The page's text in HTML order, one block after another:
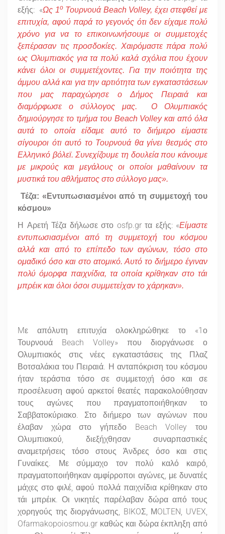
εξής: «Ως 1οΤουρνουά Beach Volley, έχει στεφθεί με
επιτυχία, αφού παρά το γεγονός ότι δεν είχαμε πολύ
χρόνο για να το επικοινωνήσουμε οι συμμετοχές
ξεπέρασαν τις προσδοκίες. Χαιρόμαστε πάρα πολύ
ως Ολυμπιακός για τα πολύ καλά σχόλια που έχουν
κάνει όλοι οι συμμετέχοντες. Για την ποιότητα της
άμμου αλλά και για την αρτιότητα των εγκαταστάσεων
που μας παραχώρησε ο Δήμος Πειραιά και
διαμόρφωσε ο σύλλογος μας. Ο Ολυμπιακός
δημιούργησε το τμήμα του Beach Volley και από όλα
αυτά το οποία είδαμε αυτό το διήμερο είμαστε
σίγουροι ότι αυτό το Τουρνουά θα γίνει θεσμός στο
Ελληνικό βόλεϊ. Συνεχίζουμε τη δουλεία που κάνουμε
με μικρούς και μεγάλους οι οποίοι μαθαίνουν τα
μυστικά του αθλήματος στο σύλλογο μας».
Τέζα: «Εντυπωσιασμένοι από τη συμμετοχή του
κόσμου»
Η Αρετή Τέζα δήλωσε στο osfp.gr τα εξής: «Είμαστε
εντυπωσιασμένοι από τη συμμετοχή του κόσμου
αλλά και από το επίπεδο των αγώνων, τόσο στο
ομαδικό όσο και στο ατομικό. Αυτό το διήμερο έγιναν
πολύ όμορφα παιχνίδια, τα οποία κρίθηκαν στο τάι
μπρέικ και όλοι όσοι συμμετείχαν το χάρηκαν».
Mε απόλυτη επιτυχία ολοκληρώθηκε το «1ο
Τουρνουά Beach Volley» που διοργάνωσε ο
Ολυμπιακός στις νέες εγκαταστάσεις της Πλαζ
Βοτσαλάκια του Πειραιά. Η ανταπόκριση του κόσμου
ήταν τεράστια τόσο σε συμμετοχή όσο και σε
προσέλευση αφού αρκετοί θεατές παρακολούθησαν
τους αγώνες που πραγματοποιήθηκαν το
Σαββατοκύριακο. Στο διήμερο των αγώνων που
έλαβαν χώρα στο γήπεδο Beach Volley του
Ολυμπιακού, διεξήχθησαν συναρπαστικές
αναμετρήσεις τόσο στους Άνδρες όσο και στις
Γυναίκες. Με σύμμαχο τον πολύ καλό καιρό,
πραγματοποιήθηκαν αμφίρροποι αγώνες, με δυνατές
μάχες στο φιλέ, αφού πολλά παιχνίδια κρίθηκαν στο
τάι μπρέικ. Οι νικητές παρέλαβαν δώρα από τους
χορηγούς της διοργάνωσης, BIKOΣ, ΜOLTEN, UVEX,
Ofarmakopoiosmou.gr καθώς και δώρα έκπληξη από